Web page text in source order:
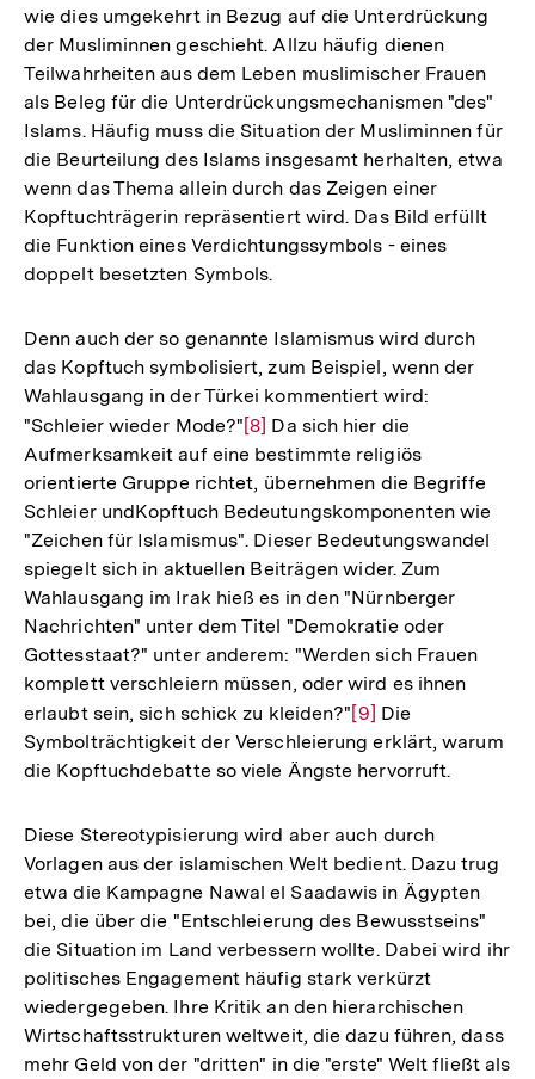
wie dies umgekehrt in Bezug auf die Unterdrückung
der Musliminnen geschieht. Allzu häufig dienen
Teilwahrheiten aus dem Leben muslimischer Frauen
als Beleg für die Unterdrückungsmechanismen "des"
Islams. Häufig muss die Situation der Musliminnen für
die Beurteilung des Islams insgesamt herhalten, etwa
wenn das Thema allein durch das Zeigen einer
Kopftuchträgerin repräsentiert wird. Das Bild erfüllt
die Funktion eines Verdichtungssymbols - eines
doppelt besetzten Symbols.
Denn auch der so genannte Islamismus wird durch
das Kopftuch symbolisiert, zum Beispiel, wenn der
Wahlausgang in der Türkei kommentiert wird:
"Schleier wieder Mode?"Zur
Auflösung
der
Fußnote
[8] Da sich hier die
Aufmerksamkeit auf eine bestimmte religiös
orientierte Gruppe richtet, übernehmen die Begriffe
Schleier undKopftuch Bedeutungskomponenten wie
"Zeichen für Islamismus". Dieser Bedeutungswandel
spiegelt sich in aktuellen Beiträgen wider. Zum
Wahlausgang im Irak hieß es in den "Nürnberger
Nachrichten" unter dem Titel "Demokratie oder
Gottesstaat?" unter anderem: "Werden sich Frauen
komplett verschleiern müssen, oder wird es ihnen
erlaubt sein, sich schick zu kleiden?"Zur
Auflösung
der
[9] Die
Symbolträchtigkeit der Verschleierung erklärt, warum
die Kopftuchdebatte so viele Ängste hervorruft.
Diese Stereotypisierung wird aber auch durch
Vorlagen aus der islamischen Welt bedient. Dazu trug
etwa die Kampagne Nawal el Saadawis in Ägypten
bei, die über die "Entschleierung des Bewusstseins"
die Situation im Land verbessern wollte. Dabei wird ihr
politisches Engagement häufig stark verkürzt
wiedergegeben. Ihre Kritik an den hierarchischen
Wirtschaftsstrukturen weltweit, die dazu führen, dass
mehr Geld von der "dritten" in die "erste" Welt fließt als